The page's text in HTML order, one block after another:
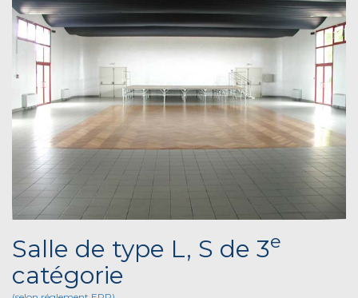
Salle de type L, S de 3e
catégorie